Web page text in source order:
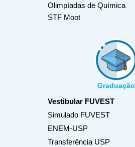
Olimpíadas de Química
STF Moot
Graduação
Vestibular FUVEST
Simulado FUVEST
ENEM-USP
Transferência USP